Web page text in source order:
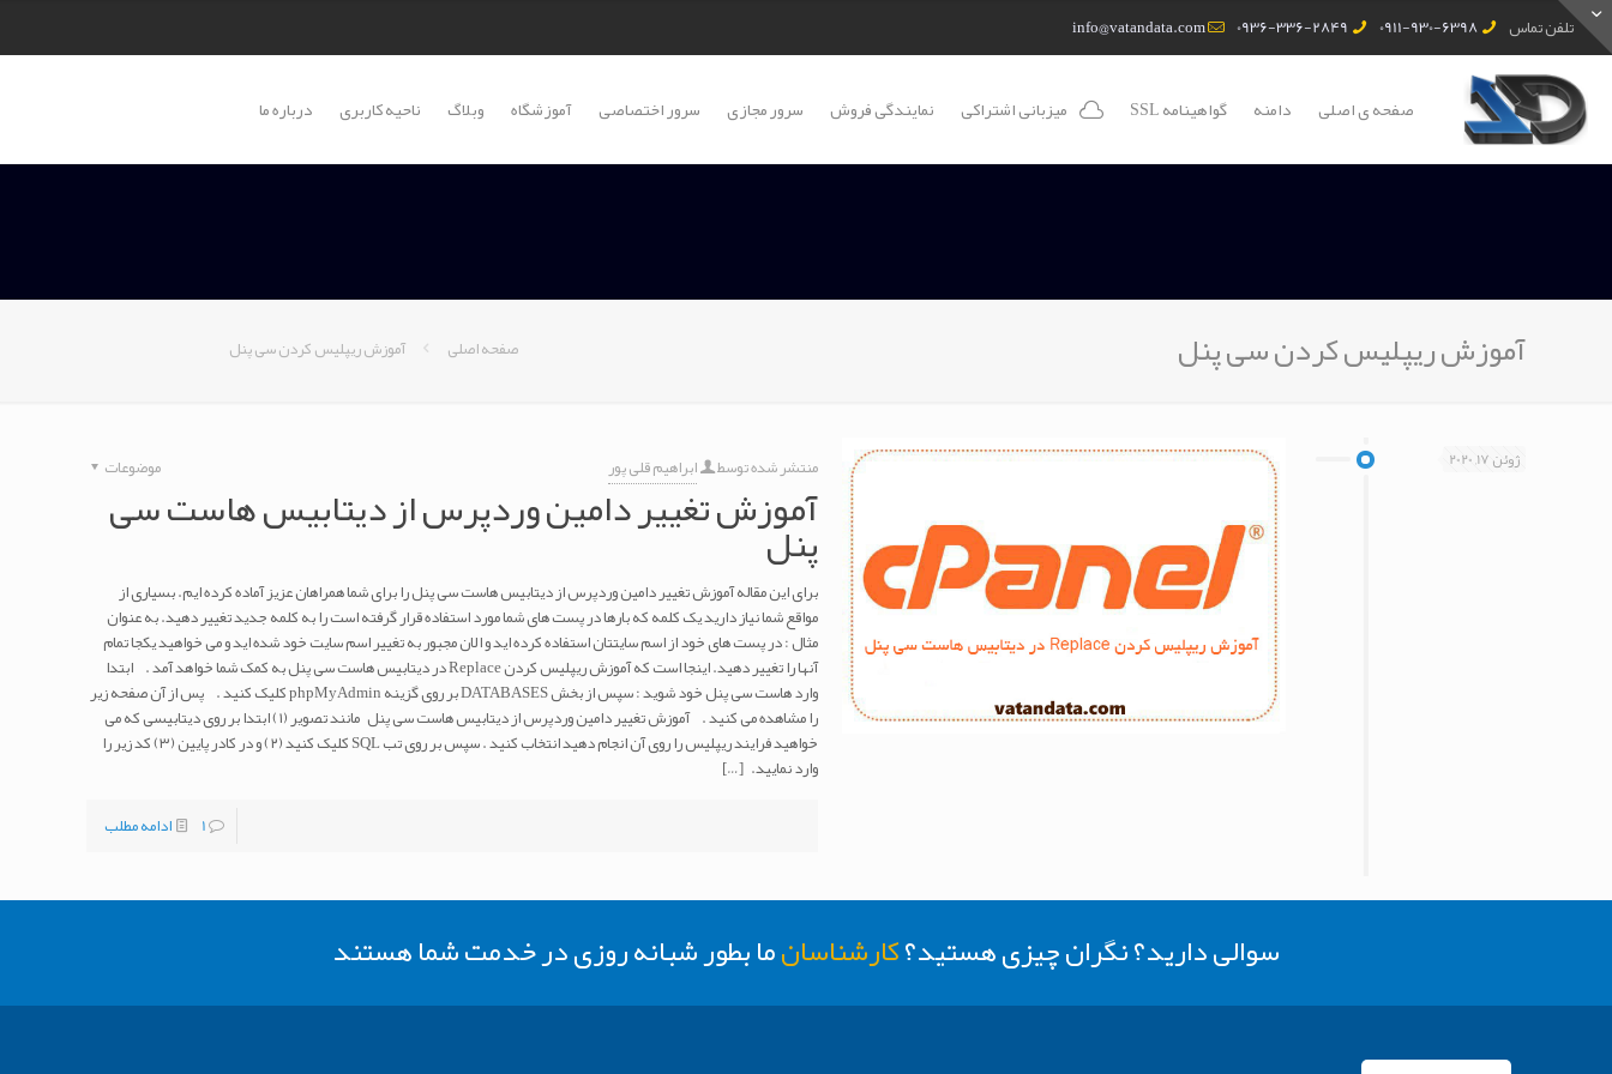
تلفن تماس 0911-930-6398
0936-336-2849
info@vatandata.com
صفحه ی اصلی دامنه گواهینامه SSL میزبانی اشتراکی نمایندگی فروش سرور مجازی سرور اختصاصی آموزشگاه وبلاگ ناحیه کاربری درباره ما
آموزش ریپلیس کردن سی پنل صفحه اصلی آموزش ریپلیس کردن سی پنل
ژوئن 17, 2020 منتشر شده توسط ابراهیم قلی پور موضوعات
آموزش تغییر دامین وردپرس از دیتابیس هاست سی
پنل
برای این مقاله آموزش تغییر دامین وردپرس از دیتابیس هاست سی پنل را برای شما همراهان عزیز آماده کرده ایم. بسیاری از
مواقع شما نیاز دارید یک کلمه که بارها در پست های شما مورد استفاده قرار گرفته است را به کلمه جدید تغییر دهید. به عنوان
مثال : در پست های خود از اسم سایتتان استفاده کرده اید و الان مجبور به تغییر اسم سایت خود شده اید و می خواهید یکجا تمام
آنها را تغییر دهید. اینجا است که آموزش ریپلیس کردن Replace در دیتابیس هاست سی پنل به کمک شما خواهد آمد . ابتدا
وارد هاست سی پنل خود شوید : سپس از بخش DATABASES بر روی گزینه phpMyAdmin کلیک کنید . پس از آن صفحه زیر
را مشاهده می کنید . آموزش تغییر دامین وردپرس از دیتابیس هاست سی پنل مانند تصویر (۱) ابتدا بر روی دیتابیسی که می
خواهید فرایند ریپلیس را روی آن انجام دهید انتخاب کنید . سپس بر روی تب SQL کلیک کنید (۲) و در کادر پایین (۳) کد زیر را
وارد نمایید. […]
1
ادامه مطلب
سوالی دارید؟ نگران چیزی هستید؟کارشناسانما بطور شبانه روزی در خدمت شما هستند